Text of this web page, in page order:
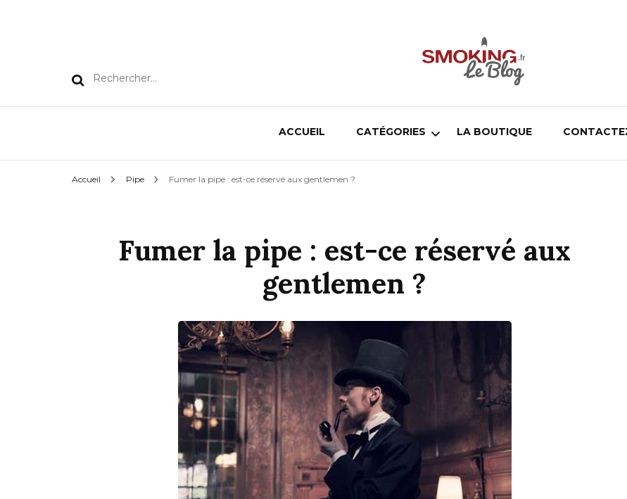
Rechercher :
Blog smoking.fr
ACCUEIL CATÉGORIES
Chicha
Cigare
Articles fumeurs
Actus & Interviews
Luxe
Autre
LA BOUTIQUE
Accueil Pipe Fumer la pipe : est-ce réservé aux gentlemen ?
Fumer la pipe : est-ce réservé aux
gentlemen ?